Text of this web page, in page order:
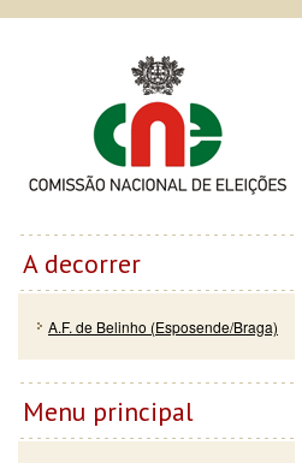
A decorrer
A.F. de Belinho (Esposende/Braga)
Menu principal